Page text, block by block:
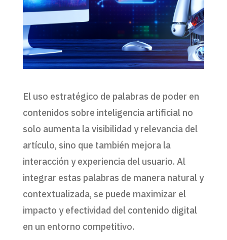
El uso estratégico de palabras de poder en
contenidos sobre inteligencia artificial no
solo aumenta la visibilidad y relevancia del
artículo, sino que también mejora la
interacción y experiencia del usuario. Al
integrar estas palabras de manera natural y
contextualizada, se puede maximizar el
impacto y efectividad del contenido digital
en un entorno competitivo.